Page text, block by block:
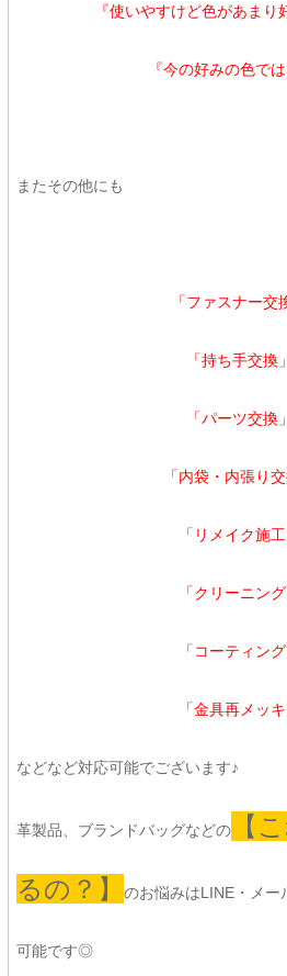
『使いやすけど色があまり
『今の好みの色では
またその他にも
「ファスナー交
「持ち手交換」
「パーツ交換」
「内袋・内張り交
「リメイク施工
「クリーニング
「コーティング
「金具再メッキ
などなど対応可能でございます♪
革製品、ブランドバッグなどの【
るの？】 のお悩みはLINE・メー
可能です◎